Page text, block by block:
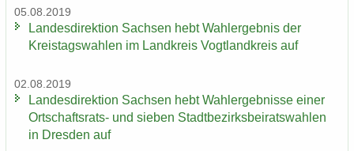
05.08.2019
Lan­des­di­rek­ti­on Sach­sen hebt Wahl­er­geb­nis der
Kreis­tags­wah­len im Land­kreis Vogt­land­kreis auf
02.08.2019
Lan­des­di­rek­ti­on Sach­sen hebt Wahl­er­geb­nis­se einer
Ortschaftsrats-​ und sie­ben Stadt­be­zirks­bei­rats­wah­len
in Dres­den auf